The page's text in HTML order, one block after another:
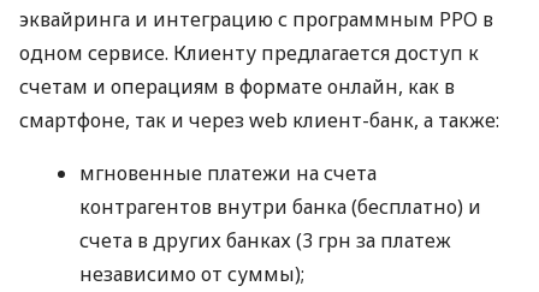
эквайринга и интеграцию с программным РРО в
одном сервисе. Клиенту предлагается доступ к
счетам и операциям в формате онлайн, как в
смартфоне, так и через web клиент-банк, а также:
мгновенные платежи на счета
контрагентов внутри банка (бесплатно) и
счета в других банках (3 грн за платеж
независимо от суммы);